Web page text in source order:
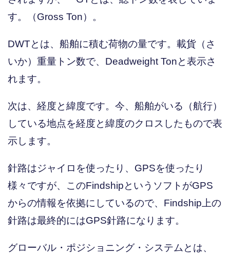
す。（Gross Ton）。
DWTとは、船舶に積む荷物の量です。載貨（さ
いか）重量トン数で、Deadweight Tonと表示さ
れます。
次は、経度と緯度です。今、船舶がいる（航行）
している地点を経度と緯度のクロスしたもので表
示します。
針路はジャイロを使ったり、GPSを使ったり
様々ですが、このFindshipというソフトがGPS
からの情報を依拠にしているので、Findship上の
針路は最終的にはGPS針路になります。
グローバル・ポジショニング・システムとは、